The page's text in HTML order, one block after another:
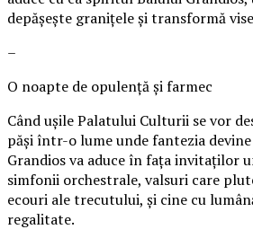
depășește granițele și transformă
–
O noapte de opulență și farmec
Când ușile Palatului Culturii se vor
păși într-o lume unde fantezia
Grandios va aduce în fața invitaților
simfonii orchestrale, valsuri care
ecouri ale trecutului, și cine cu
regalitate.